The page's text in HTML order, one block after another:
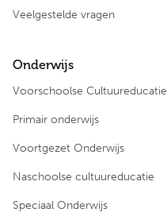
Veelgestelde vragen
Onderwijs
Voorschoolse Cultuureducatie
Primair onderwijs
Voortgezet Onderwijs
Naschoolse cultuureducatie
Speciaal Onderwijs